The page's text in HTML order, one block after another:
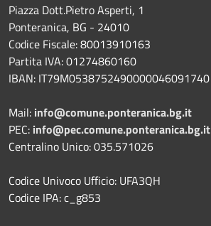
Piazza Dott.Pietro Asperti, 1
Ponteranica, BG - 24010
Codice Fiscale: 80013910163
Partita IVA: 01274860160
IBAN: IT79M0538752490000046091740
Mail: info@comune.ponteranica.bg.it
PEC: info@pec.comune.ponteranica.bg.it
Centralino Unico: 035.571026
Codice Univoco Ufficio: UFA3QH
Codice IPA: c_g853